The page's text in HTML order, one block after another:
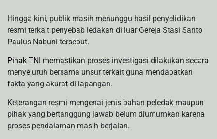
Hingga kini, publik masih menunggu hasil penyelidikan
resmi terkait penyebab ledakan di luar Gereja Stasi Santo
Paulus Nabuni tersebut.
Pihak TNI memastikan proses investigasi dilakukan secara
menyeluruh bersama unsur terkait guna mendapatkan
fakta yang akurat di lapangan.
Keterangan resmi mengenai jenis bahan peledak maupun
pihak yang bertanggung jawab belum diumumkan karena
proses pendalaman masih berjalan.